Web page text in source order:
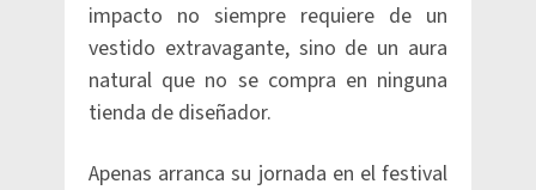
impacto no siempre requiere de un
vestido extravagante, sino de un aura
natural que no se compra en ninguna
tienda de diseñador.
Apenas arranca su jornada en el festival